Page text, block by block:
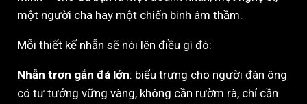
một người cha hay một chiến binh âm thầm.
Mỗi thiết kế nhẫn sẽ nói lên điều gì đó:
Nhẫn trơn gắn đá lớn: biểu trưng cho người đàn ông
có tư tưởng vững vàng, không cần rườm rà, chỉ cần